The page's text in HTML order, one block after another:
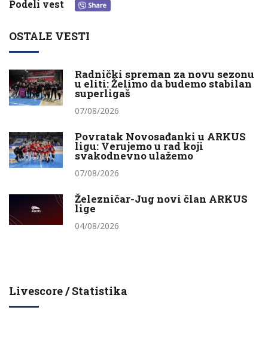
Podeli vest
OSTALE VESTI
Radnički spreman za novu sezonu
u eliti: Želimo da budemo stabilan
superligaš
07/08/2026
Povratak Novosađanki u ARKUS
ligu: Verujemo u rad koji
svakodnevno ulažemo
07/08/2026
Železničar-Jug novi član ARKUS
lige
04/08/2026
Livescore / Statistika